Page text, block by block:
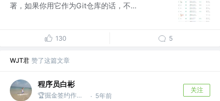
署，如果你用它作为Git仓库的话，不...
130 5
WJT君 赞了这篇文章
程序员白彬
🏆掘金签约作者 @蚂蚁 · 5年前
关注